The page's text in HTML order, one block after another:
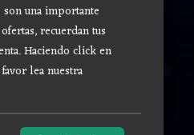
una importante
recuerdan tus
Haciendo click en
lea nuestra